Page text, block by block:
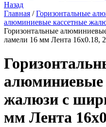
Назад
Главная / Горизонтальные
алюминиевые кассетные
Горизонтальные
ламели 16 мм Лента 16x0.18,
алюминиевые
жалюзи с
мм Лента